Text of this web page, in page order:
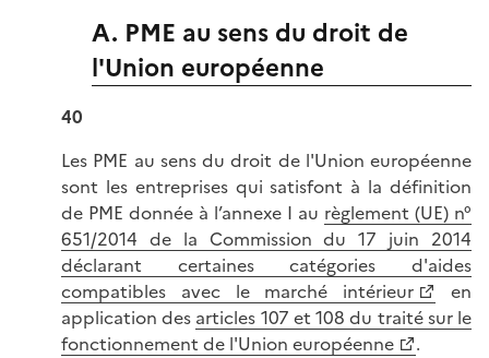
A. PME au sens du droit de
l'Union européenne
40
Les PME au sens du droit de l'Union européenne
sont les entreprises qui satisfont à la définition
de PME donnée à l’annexe I au règlement (UE) n°
651/2014 de la Commission du 17 juin 2014
déclarant certaines catégories d'aides
compatibles avec le marché intérieur
en
application des articles 107 et 108 du traité sur le
fonctionnement de l'Union européenne
.